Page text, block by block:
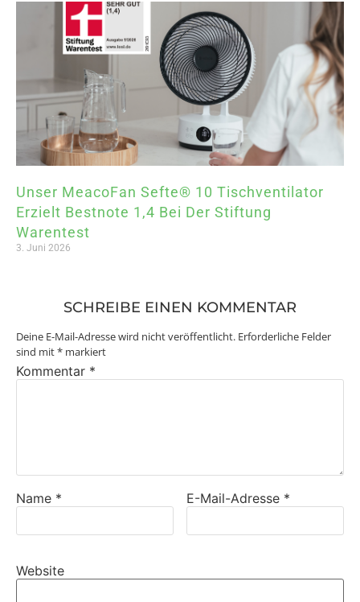
Unser MeacoFan Sefte® 10 Tischventilator
Erzielt Bestnote 1,4 Bei Der Stiftung
Warentest
3. Juni 2026
SCHREIBE EINEN KOMMENTAR
Deine E-Mail-Adresse wird nicht veröffentlicht. Erforderliche Felder
sind mit* markiert
Kommentar *
Name * E-Mail-Adresse *
Website